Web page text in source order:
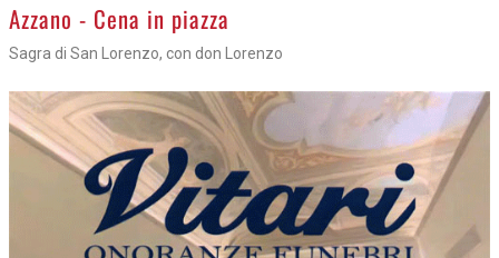
Azzano - Cena in piazza
Sagra di San Lorenzo, con don Lorenzo